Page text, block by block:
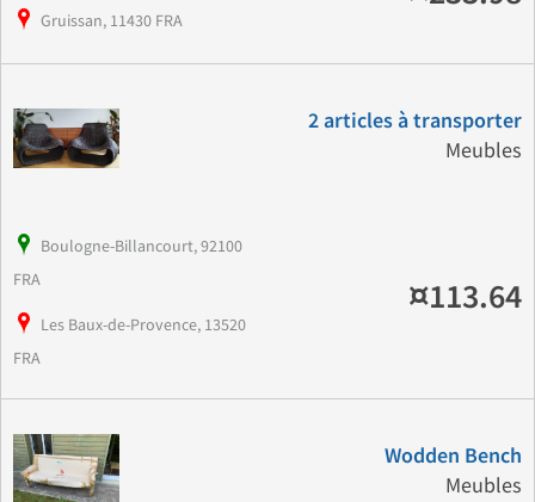
Gruissan, 11430 FRA
2 articles à transporter
Meubles
Boulogne-Billancourt, 92100
FRA
Les Baux-de-Provence, 13520
FRA
¤113.64
Wodden Bench
Meubles